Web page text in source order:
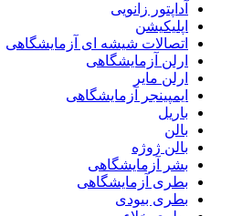
آداپتور زانویی
اپلیکیشن
اتصالات شیشه ای آزمایشگاهی
ارلن آزمایشگاهی
ارلن مایر
ایمپینجر آزمایشگاهی
باریل
بالن
بالن ژوژه
بشر آزمایشگاهی
بطری آزمایشگاهی
بطری بیودی